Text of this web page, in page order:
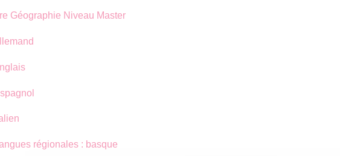
Géographie Niveau Master
régionales : basque